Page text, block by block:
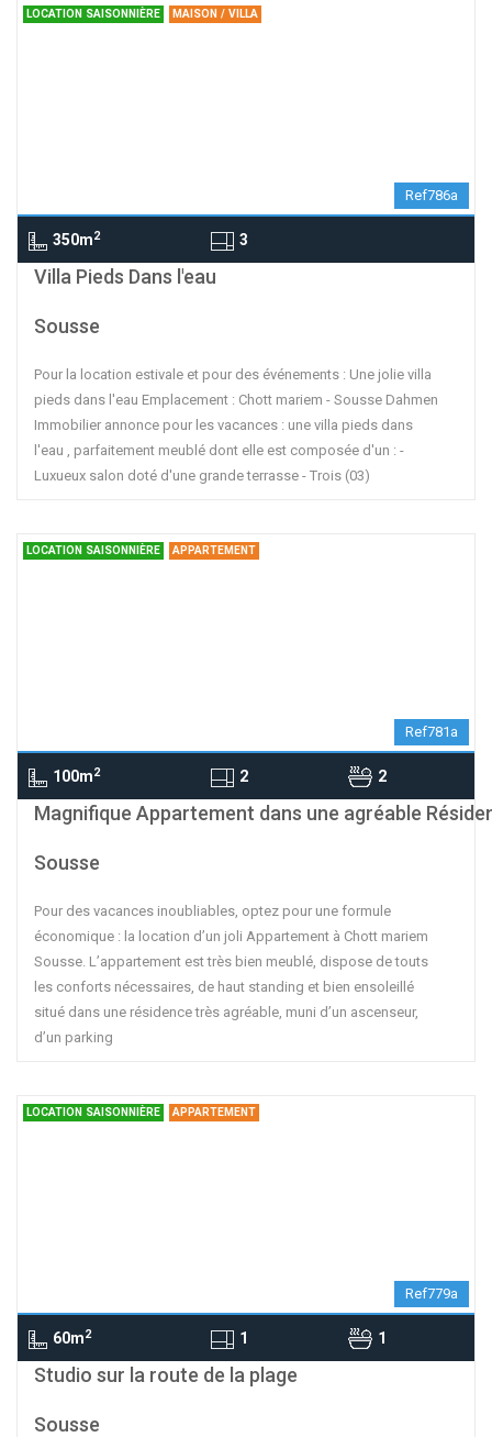
LOCATION SAISONNIÈRE MAISON / VILLA
Ref786a
350m2
3
Leaflet
contributors
Villa Pieds Dans l'eau
Sousse
Pour la location estivale et pour des événements : Une jolie villa
pieds dans l'eau Emplacement : Chott mariem - Sousse Dahmen
Immobilier annonce pour les vacances : une villa pieds dans
l'eau , parfaitement meublé dont elle est composée d'un : -
Luxueux salon doté d'une grande terrasse - Trois (03)
LOCATION SAISONNIÈRE APPARTEMENT
Ref781a
100m2 2
2
Leaflet
contributors
Magnifique Appartement dans une agréable
Sousse
Pour des vacances inoubliables, optez pour une formule
économique : la location d’un joli Appartement à Chott mariem
Sousse. L’appartement est très bien meublé, dispose de touts
les conforts nécessaires, de haut standing et bien ensoleillé
situé dans une résidence très agréable, muni d’un ascenseur,
d’un parking
LOCATION SAISONNIÈRE APPARTEMENT
Ref779a
60m2 1
1
Leaflet
contributors
Studio sur la route de la plage
Sousse